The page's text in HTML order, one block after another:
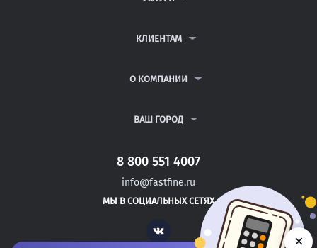
ДИПЛОМНЫЕ РАБОТЫ
РЕФЕРАТЫ
КЛИЕНТАМ
ВОПРОСЫ И ОТВЕТЫ
ПОЛИТИКА КОНФИДЕНЦИАЛЬНОСТИ
О КОМПАНИИ
КОНТАКТЫ
ВАШ ГОРОД
САНКТ-ПЕТЕРБУРГ
БИЙСК
БИРОБИДЖАН
8 800 551 4007
info@fastfine.ru
МЫ В СОЦИАЛЬНЫХ СЕТЯХ
Vk ×